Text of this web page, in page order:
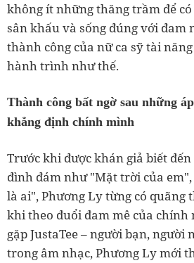
không ít những thăng trầm để
sân khấu và sống đúng với đam
thành công của nữ ca sỹ tài
hành trình như thế.
Thành công bất ngờ sau những
khẳng định chính mình
Trước khi được khán giả biết
đình đám như "Mặt trời của
là ai", Phương Ly từng có quãng
khi theo đuổi đam mê của chính
gặp JustaTee – người bạn, người
trong âm nhạc, Phương Ly mới